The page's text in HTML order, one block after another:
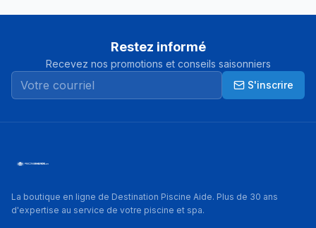
Restez informé
Recevez nos promotions et conseils saisonniers
S'inscrire
La boutique en ligne de Destination Piscine Aide. Plus de 30 ans
d'expertise au service de votre piscine et spa.